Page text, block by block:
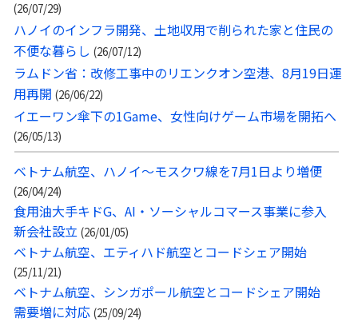
(26/07/29)
ハノイのインフラ開発、土地収用で削られた家と住民の
不便な暮らし (26/07/12)
ラムドン省：改修工事中のリエンクオン空港、8月19日運
用再開 (26/06/22)
イエーワン傘下の1Game、女性向けゲーム市場を開拓へ
(26/05/13)
ベトナム航空、ハノイ〜モスクワ線を7月1日より増便
(26/04/24)
食用油大手キドG、AI・ソーシャルコマース事業に参入
新会社設立 (26/01/05)
ベトナム航空、エティハド航空とコードシェア開始
(25/11/21)
ベトナム航空、シンガポール航空とコードシェア開始
需要増に対応 (25/09/24)